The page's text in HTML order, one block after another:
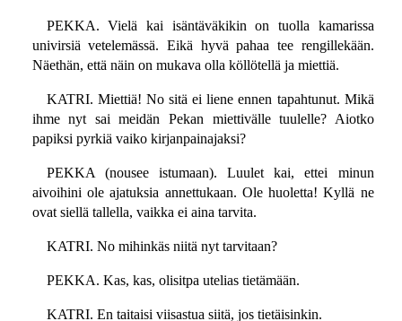
PEKKA. Vielä kai isäntäväkikin on tuolla kamarissa
univirsiä vetelemässä. Eikä hyvä pahaa tee rengillekään.
Näethän, että näin on mukava olla köllötellä ja miettiä.
KATRI. Miettiä! No sitä ei liene ennen tapahtunut. Mikä
ihme nyt sai meidän Pekan miettivälle tuulelle? Aiotko
papiksi pyrkiä vaiko kirjanpainajaksi?
PEKKA (nousee istumaan). Luulet kai, ettei minun
aivoihini ole ajatuksia annettukaan. Ole huoletta! Kyllä ne
ovat siellä tallella, vaikka ei aina tarvita.
KATRI. No mihinkäs niitä nyt tarvitaan?
PEKKA. Kas, kas, olisitpa utelias tietämään.
KATRI. En taitaisi viisastua siitä, jos tietäisinkin.